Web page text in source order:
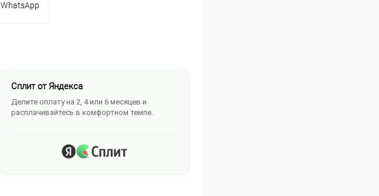
WhatsApp
Сплит от Яндекса
Делите оплату на 2, 4 или 6 месяцев и
расплачивайтесь в комфортном темпе.